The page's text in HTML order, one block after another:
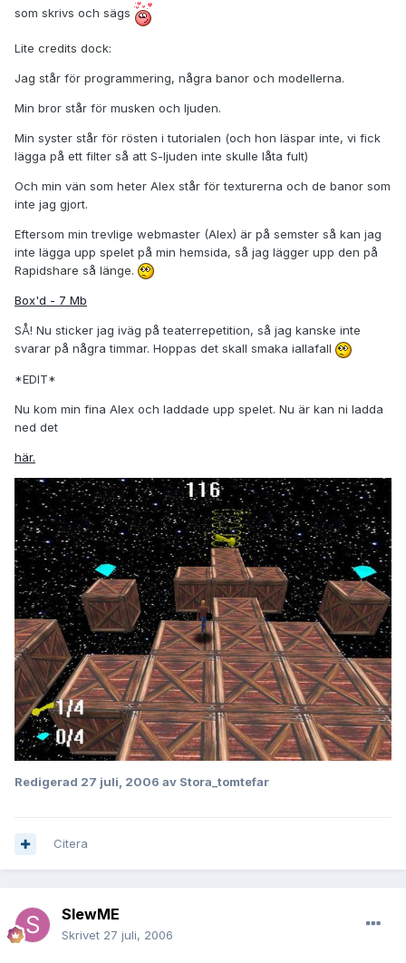
som skrivs och sägs
Lite credits dock:
Jag står för programmering, några banor och modellerna.
Min bror står för musken och ljuden.
Min syster står för rösten i tutorialen (och hon läspar inte, vi fick
lägga på ett filter så att S-ljuden inte skulle låta fult)
Och min vän som heter Alex står för texturerna och de banor som
inte jag gjort.
Eftersom min trevlige webmaster (Alex) är på semster så kan jag
inte lägga upp spelet på min hemsida, så jag lägger upp den på
Rapidshare så länge.
Box'd - 7 Mb
SÅ! Nu sticker jag iväg på teaterrepetition, så jag kanske inte
svarar på några timmar. Hoppas det skall smaka iallafall
*EDIT*
Nu kom min fina Alex och laddade upp spelet. Nu är kan ni ladda
ned det
här.
Redigerad 27 juli, 2006 av Stora_tomtefar
Citera
SlewME
Skrivet 27 juli, 2006